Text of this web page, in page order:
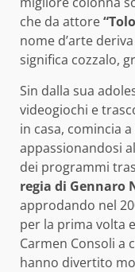
che da attore
nome d’arte
significa cozzalo,
Sin dalla sua
videogiochi e
in casa, comincia
appassionandosi
dei programmi
regia di Gennaro
approdando nel
per la prima volta
Carmen Consoli a
hanno divertito